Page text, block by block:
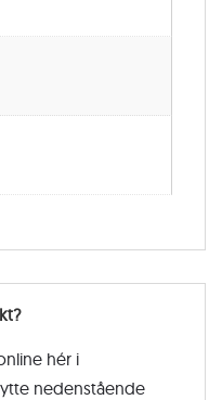
hér i
nedenstående